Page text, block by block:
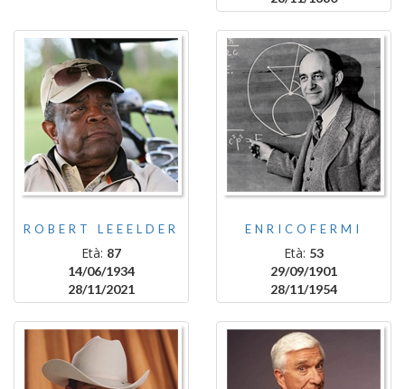
ROBERT LEEELDER
Età: 87
14/06/1934
28/11/2021
ENRICOFERMI
Età: 53
29/09/1901
28/11/1954